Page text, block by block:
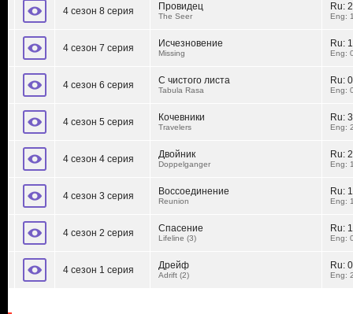
4 сезон 8 серия Провидец
The Seer
Ru:
Eng:
4 сезон 7 серия Исчезновение
Missing
Ru:
Eng:
4 сезон 6 серия С чистого листа
Tabula Rasa
Ru:
Eng:
4 сезон 5 серия Кочевники
Travelers
Ru:
Eng:
4 сезон 4 серия Двойник
Doppelganger
Ru:
Eng:
4 сезон 3 серия Воссоединение
Reunion
Ru:
Eng:
4 сезон 2 серия Спасение
Lifeline (3)
Ru:
Eng:
4 сезон 1 серия Дрейф
Adrift (2)
Ru:
Eng: